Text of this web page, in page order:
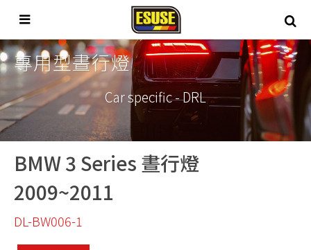
專用型晝行燈
Car specific - DRL
BMW 3 Series 晝行燈
2009~2011
DL-BW006-1